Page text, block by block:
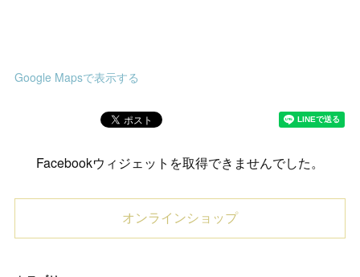
Google Mapsで表示する
Facebookウィジェットを取得できませんでした。
オンラインショップ